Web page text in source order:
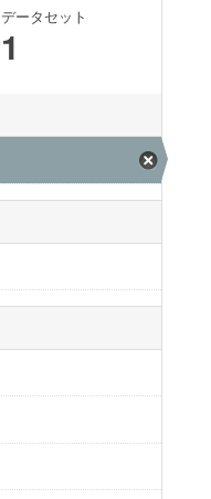
データセット
1